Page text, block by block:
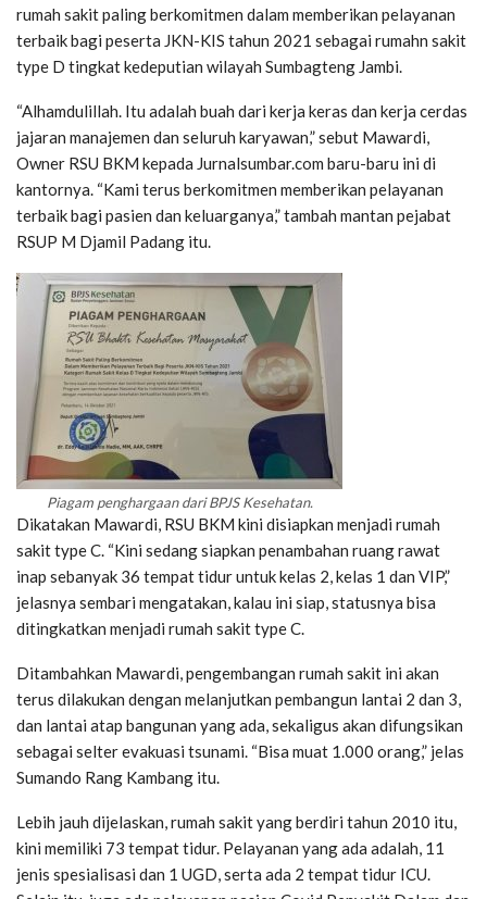
rumah sakit paling berkomitmen dalam memberikan pelayanan
terbaik bagi peserta JKN-KIS tahun 2021 sebagai rumahn sakit
type D tingkat kedeputian wilayah Sumbagteng Jambi.
“Alhamdulillah. Itu adalah buah dari kerja keras dan kerja cerdas
jajaran manajemen dan seluruh karyawan,” sebut Mawardi,
Owner RSU BKM kepada Jurnalsumbar.com baru-baru ini di
kantornya. “Kami terus berkomitmen memberikan pelayanan
terbaik bagi pasien dan keluarganya,” tambah mantan pejabat
RSUP M Djamil Padang itu.
Piagam penghargaan dari BPJS Kesehatan.
Dikatakan Mawardi, RSU BKM kini disiapkan menjadi rumah
sakit type C. “Kini sedang siapkan penambahan ruang rawat
inap sebanyak 36 tempat tidur untuk kelas 2, kelas 1 dan VIP,”
jelasnya sembari mengatakan, kalau ini siap, statusnya bisa
ditingkatkan menjadi rumah sakit type C.
Ditambahkan Mawardi, pengembangan rumah sakit ini akan
terus dilakukan dengan melanjutkan pembangun lantai 2 dan 3,
dan lantai atap bangunan yang ada, sekaligus akan difungsikan
sebagai selter evakuasi tsunami. “Bisa muat 1.000 orang,” jelas
Sumando Rang Kambang itu.
Lebih jauh dijelaskan, rumah sakit yang berdiri tahun 2010 itu,
kini memiliki 73 tempat tidur. Pelayanan yang ada adalah, 11
jenis spesialisasi dan 1 UGD, serta ada 2 tempat tidur ICU.